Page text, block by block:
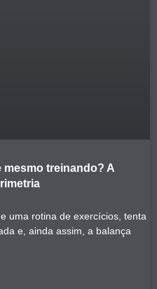
mesmo treinando? A
uma rotina de exercícios, tenta
e, ainda assim, a balança